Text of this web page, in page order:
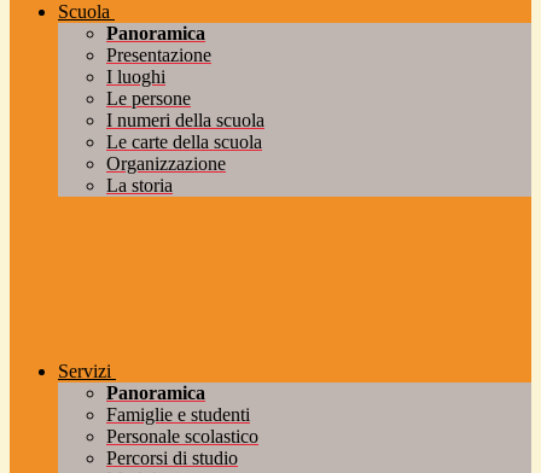
Scuola
Panoramica
Presentazione
I luoghi
Le persone
I numeri della scuola
Le carte della scuola
Organizzazione
La storia
Servizi
Panoramica
Famiglie e studenti
Personale scolastico
Percorsi di studio